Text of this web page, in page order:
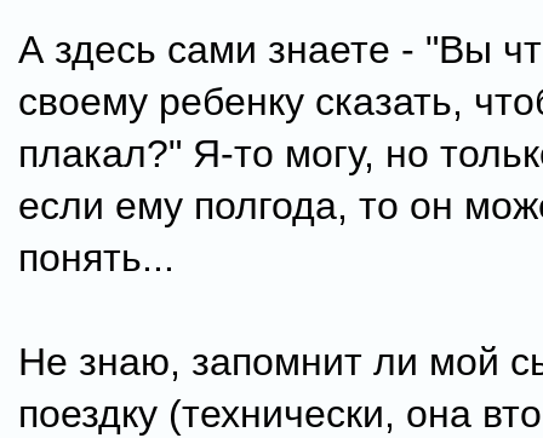
А здесь сами знаете - "Вы
своему ребенку сказать,
плакал?" Я-то могу, но
если ему полгода, то он
понять...
Не знаю, запомнит ли мой
поездку (технически, она